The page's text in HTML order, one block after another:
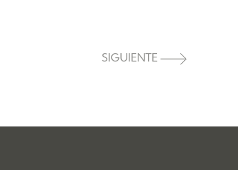
SIGUIENTE